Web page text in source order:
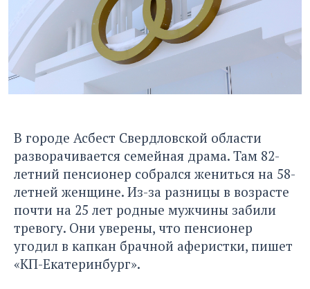
В городе Асбест Свердловской области
разворачивается семейная драма. Там 82-
летний пенсионер собрался жениться на 58-
летней женщине. Из-за разницы в возрасте
почти на 25 лет родные мужчины забили
тревогу. Они уверены, что пенсионер
угодил в капкан брачной аферистки, пишет
«КП-Екатеринбург».